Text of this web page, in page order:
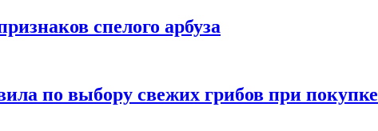
спелого арбуза
по выбору свежих грибов при покупке